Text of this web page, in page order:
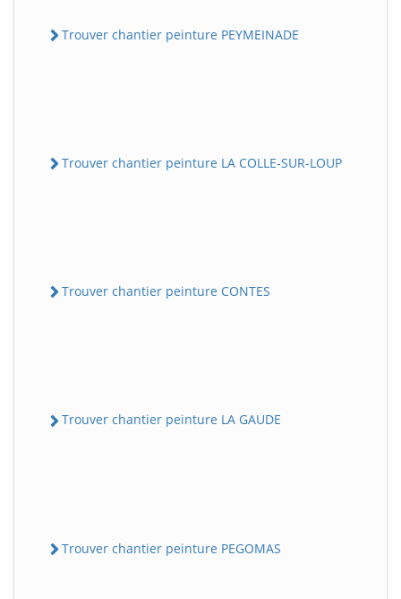
Trouver chantier peinture PEYMEINADE
Trouver chantier peinture LA COLLE-SUR-LOUP
Trouver chantier peinture CONTES
Trouver chantier peinture LA GAUDE
Trouver chantier peinture PEGOMAS